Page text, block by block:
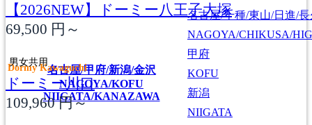
名古屋/甲府/新潟/金沢
NAGOYA/KOFU
NIIGATA/KANAZAWA
名古屋/千種/東山/日進/
NAGOYA/CHIKUSA/
甲府
KOFU
新潟
NIIGATA
【2026NEW】ドーミー八王子大塚
69,500 円～
男女共用
Dormy Kawaguchi
ドーミー川口
109,960円～